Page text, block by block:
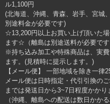
ル1,100円
(北海道、沖縄、青森、岩手、宮城
別途料金が必要です)
☆13,200円以上お買い上げ頂いた
ます☆（離島は別途送料が必要です
※持ち込み加工や特殊商品は、実
ます。(見積時に提示します。)
【メール便】 一部地域を除き一律
メール便は日時指定・代引引換の
までは発送日から3~7日程度かか
（沖縄、離島への配送は数日かか